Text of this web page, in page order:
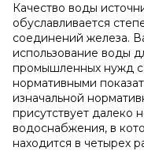
Качество воды
обуславливается
соединений железа.
использование воды
промышленных нужд
нормативными
изначальной
присутствует далеко
водоснабжения, в
находится в четырех